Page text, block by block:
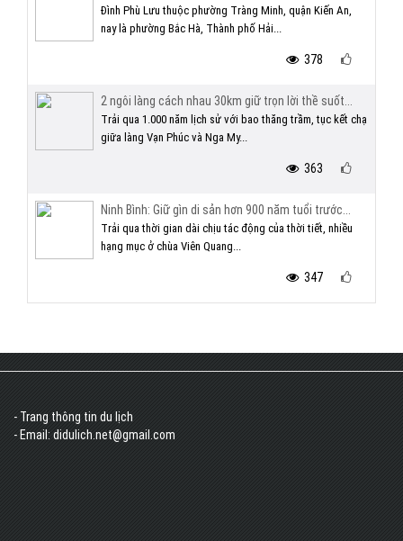
Đình Phù Lưu thuộc phường Tràng Minh, quận Kiến An,
nay là phường Bắc Hà, Thành phố Hải...
378
2 ngôi làng cách nhau 30km giữ trọn lời thề suốt...
Trải qua 1.000 năm lịch sử với bao thăng trầm, tục kết chạ
giữa làng Vạn Phúc và Nga My...
363
Ninh Bình: Giữ gìn di sản hơn 900 năm tuổi trước...
Trải qua thời gian dài chịu tác động của thời tiết, nhiều
hạng mục ở chùa Viên Quang...
347
- Trang thông tin du lịch
- Email: didulich.net@gmail.com